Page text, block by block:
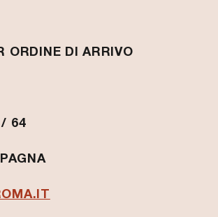
ORDINE DI ARRIVO
64